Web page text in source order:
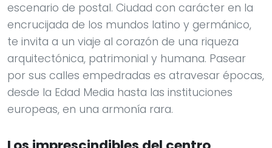
escenario de postal. Ciudad con carácter en la
encrucijada de los mundos latino y germánico,
te invita a un viaje al corazón de una riqueza
arquitectónica, patrimonial y humana. Pasear
por sus calles empedradas es atravesar épocas,
desde la Edad Media hasta las instituciones
europeas, en una armonía rara.